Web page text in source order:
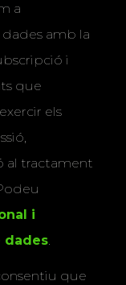
a
dades amb la
i
que
els
al tractament
i
dades.
que